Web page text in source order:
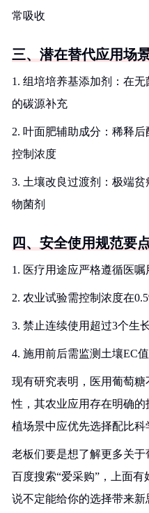
常吸收
三、潜在替代应用场
1. 组培培养基添加剂：在
的碳源补充
2. 叶面肥辅助成分：稀释
控制浓度
3. 土壤改良过渡剂：极端
物菌剂
四、安全使用规范要
1. 医疗用途应严格遵循医嘱
2. 农业试验需控制浓度在
3. 禁止连续使用超过3个生
4. 施用前后需监测土壤EC
现有研究表明，医用葡萄
性，其农业应用存在明确
植场景中应优先选择配比科
老板们要是想了解更多关
百度搜索“爱采购”，上面有
说不定能给你的选择带来新